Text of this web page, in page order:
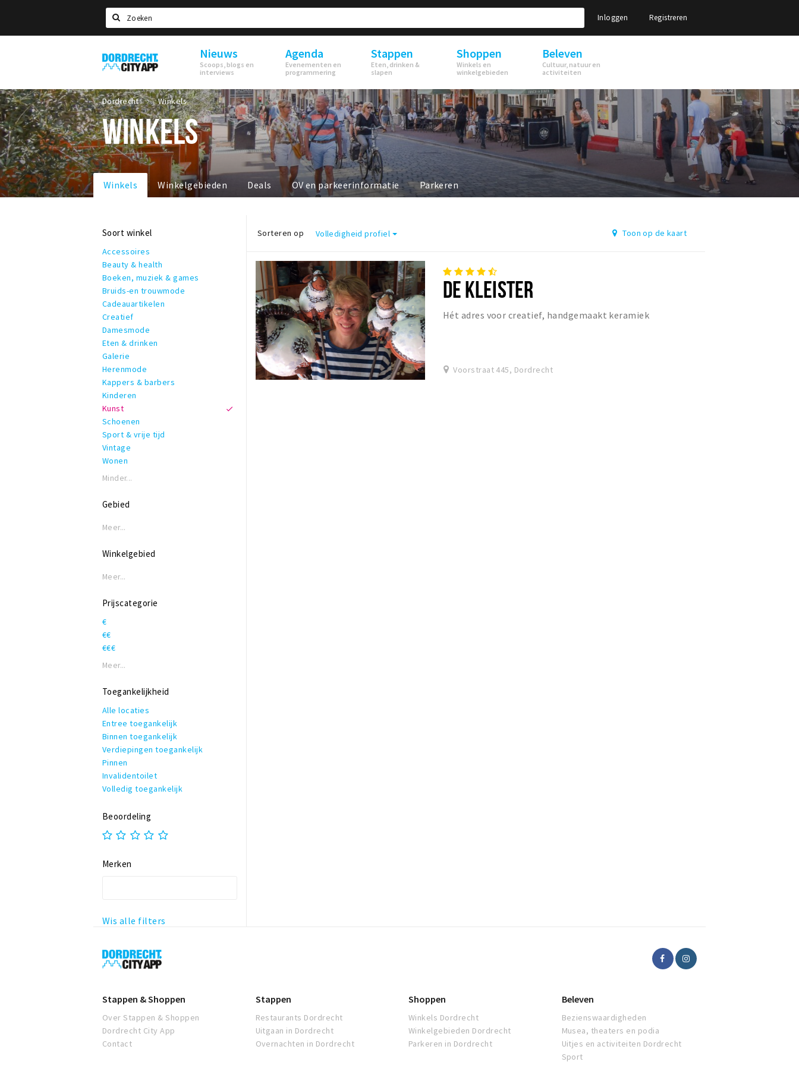
Zoeken
Inloggen Registreren
Dordrecht
City
Nieuws
Scoops, blogs en
interviews
Agenda
Evenementen en
programmering
Stappen
Eten, drinken &
slapen
Shoppen
Winkels en
winkelgebieden
Beleven
Cultuur, natuur en
activiteiten
Dordrecht Winkels
WINKELS
Winkels Winkelgebieden Deals OV en parkeerinformatie Parkeren
Soort winkel
Accessoires
Beauty & health
Boeken, muziek & games
Bruids-en trouwmode
Cadeauartikelen
Creatief
Damesmode
Eten & drinken
Galerie
Herenmode
Kappers & barbers
Kinderen
Kunst
Schoenen
Sport & vrije tijd
Vintage
Wonen
Minder...
Gebied
Meer...
Winkelgebied
Meer...
Prijscategorie
€
€€
€€€
Meer...
Toegankelijkheid
Alle locaties
Entree toegankelijk
Binnen toegankelijk
Verdiepingen toegankelijk
Pinnen
Invalidentoilet
Volledig toegankelijk
Beoordeling
Merken
Wis alle filters
Sorteren op Volledigheid profiel Toon op de kaart
DE KLEISTER
Hét adres voor creatief, handgemaakt keramiek
Voorstraat 445, Dordrecht
Dordrecht
City
Stappen & Shoppen
Over Stappen & Shoppen
Dordrecht City App
Contact
Stappen
Restaurants Dordrecht
Uitgaan in Dordrecht
Overnachten in Dordrecht
Shoppen
Winkels Dordrecht
Winkelgebieden Dordrecht
Parkeren in Dordrecht
Beleven
Bezienswaardigheden
Musea, theaters en podia
Uitjes en activiteiten Dordrecht
Sport